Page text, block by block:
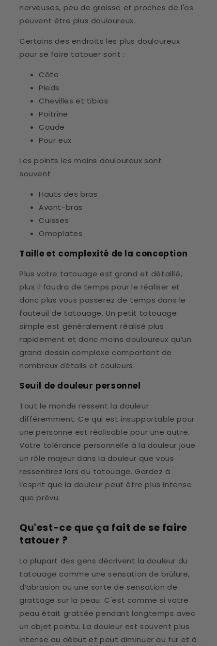
nerveuses, peu de graisse et proches de l'os
peuvent être plus douloureux.
Certains des endroits les plus douloureux
pour se faire tatouer sont :
Côte
Pieds
Chevilles et tibias
Poitrine
Coude
Pour eux
Les points les moins douloureux sont
souvent :
Hauts des bras
Avant-bras
Cuisses
Omoplates
Taille et complexité de la conception
Plus votre tatouage est grand et détaillé,
plus il faudra de temps pour le réaliser et
donc plus vous passerez de temps dans le
fauteuil de tatouage. Un petit tatouage
simple est généralement réalisé plus
rapidement et donc moins douloureux qu’un
grand dessin complexe comportant de
nombreux détails et couleurs.
Seuil de douleur personnel
Tout le monde ressent la douleur
différemment. Ce qui est insupportable pour
une personne est réalisable pour une autre.
Votre tolérance personnelle à la douleur joue
un rôle majeur dans la douleur que vous
ressentirez lors du tatouage. Gardez à
l’esprit que la douleur peut être plus intense
que prévu.
Qu'est-ce que ça fait de se faire
tatouer ?
La plupart des gens décrivent la douleur du
tatouage comme une sensation de brûlure,
d’abrasion ou une sorte de sensation de
grattage sur la peau. C'est comme si votre
peau était grattée pendant longtemps avec
un objet pointu. La douleur est souvent plus
intense au début et peut diminuer au fur et à